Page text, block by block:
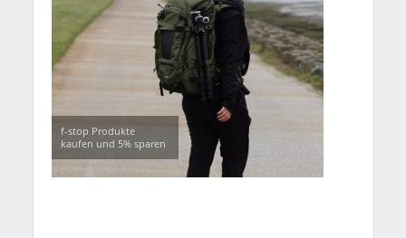
f-stop Produkte
kaufen und 5% sparen